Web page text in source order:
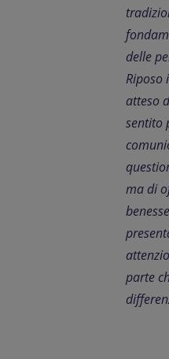
delle
Riposo
atteso
sentito
ma di
parte